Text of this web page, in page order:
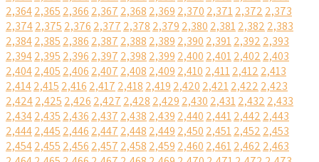
2,3642,365 2,366 2,367 2,368 2,369 2,370 2,3712,372 2,373
2,3742,375 2,376 2,377 2,378 2,379 2,380 2,3812,382 2,383
2,3842,385 2,386 2,387 2,388 2,389 2,390 2,3912,392 2,393
2,3942,395 2,396 2,397 2,398 2,399 2,400 2,4012,402 2,403
2,4042,405 2,406 2,407 2,408 2,409 2,410 2,4112,412 2,413
2,4142,415 2,416 2,417 2,418 2,419 2,420 2,4212,422 2,423
2,4242,425 2,426 2,427 2,428 2,429 2,430 2,4312,432 2,433
2,4342,435 2,436 2,437 2,438 2,439 2,440 2,4412,442 2,443
2,4442,445 2,446 2,447 2,448 2,449 2,450 2,4512,452 2,453
2,4542,455 2,456 2,457 2,458 2,459 2,460 2,4612,462 2,463